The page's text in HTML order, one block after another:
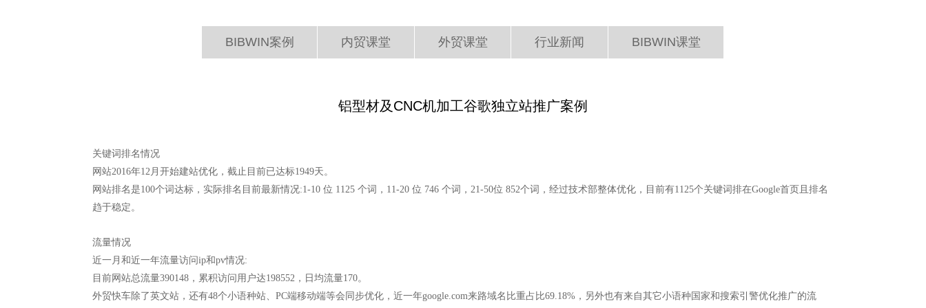
BIBWIN案例 内贸课堂 外贸课堂 行业新闻 BIBWIN课堂
铝型材及CNC机加工谷歌独立站推广案例
关键词排名情况
网站2016年12月开始建站优化，截止目前已达标1949天。
网站排名是100个词达标，实际排名目前最新情况:1-10 位 1125 个词，11-20 位 746 个词，21-50位 852个词，经过技术部整体优化，目前有1125个关键词排在Google首页且排名
趋于稳定。
流量情况
近一月和近一年流量访问ip和pv情况:
目前网站总流量390148，累积访问用户达198552，日均流量170。
外贸快车除了英文站，还有48个小语种站、PC端移动端等会同步优化，近一年google.com来路域名比重占比69.18%，另外也有来自其它小语种国家和搜索引警优化推广的流